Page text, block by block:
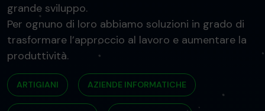
ARTIGIANI AZIENDE INFORMATICHE
grande sviluppo.
Per ognuno di loro abbiamo soluzioni in grado di
trasformare l’approccio al lavoro e aumentare la
produttività.